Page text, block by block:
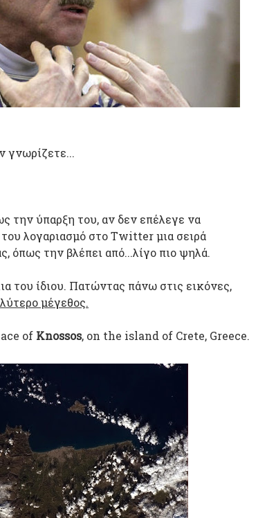
γνωρίζετε...
την ύπαρξη του, αν δεν επέλεγε να
λογαριασμό στο Twitter μια σειρά
όπως την βλέπει από...λίγο πιο ψηλά.
του ίδιου. Πατώντας πάνω στις εικόνες,
μέγεθος.
of Knossos, on the island of Crete, Greece.